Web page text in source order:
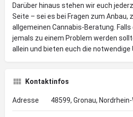
Darüber hinaus stehen wir euch
Seite – sei es bei Fragen zum Anbau,
allgemeinen Cannabis-Beratung.
jemals zu einem Problem werden
allein und bieten euch die
Kontaktinfos
Adresse 48599, Gronau,